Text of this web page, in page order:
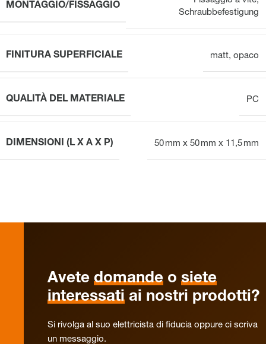
MONTAGGIO/FISSAGGIO
Schraubbefestigung
FINITURA SUPERFICIALE matt, opaco
QUALITÀ DEL MATERIALE PC
DIMENSIONI (L X A X P) 50 mm x 50 mm x 11,5 mm
Avete domande o siete
interessati ai nostri prodotti?
Si rivolga al suo elettricista di fiducia oppure ci scriva
un messaggio.